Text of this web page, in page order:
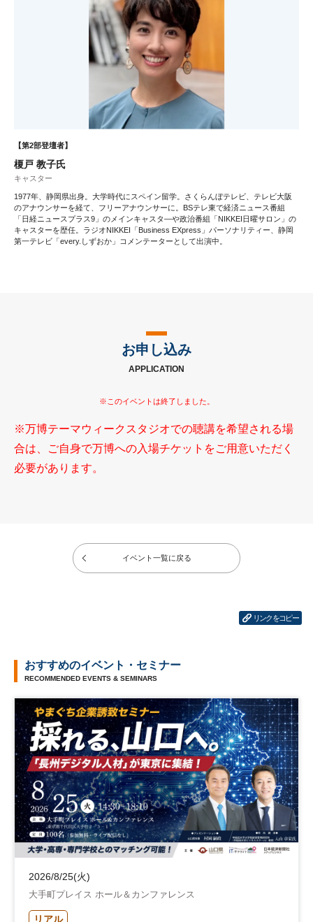
【第2部登壇者】
榎戸 教子氏
キャスター
1977年、静岡県出身。大学時代にスペイン留学。さくらんぼテレビ、テレビ大阪
のアナウンサーを経て、フリーアナウンサーに。BSテレ東で経済ニュース番組
「日経ニュースプラス9」のメインキャスタ―や政治番組「NIKKEI日曜サロン」の
キャスターを歴任。ラジオNIKKEI「Business EXpress」パーソナリティー、静岡
第一テレビ「every.しずおか」コメンテーターとして出演中。
お申し込み
APPLICATION
※万博テーマウィークスタジオでの聴講を希望される場
合は、ご自身で万博への入場チケットをご用意いただく
必要があります。
イベント一覧に戻る
リンクをコピー
おすすめのイベント・セミナー
RECOMMENDED EVENTS & SEMINARS
2026/8/25(火)
大手町プレイス ホール＆カンファレンス
リアル